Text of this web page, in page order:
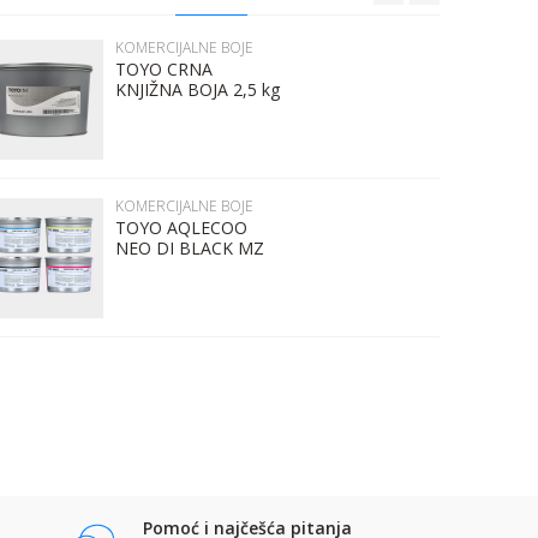
KOMERCIJALNE BOJE
TOYO CRNA
KNJIŽNA BOJA 2,5 kg
KOMERCIJALNE BOJE
TOYO AQLECOO
NEO DI BLACK MZ
Pomoć i najčešća pitanja